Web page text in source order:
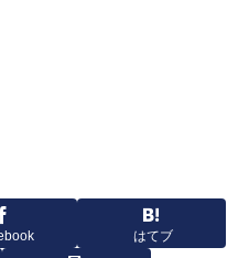
はてブ